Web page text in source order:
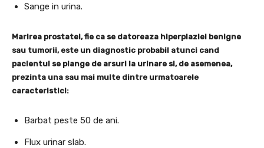
Sange in urina.
Marirea prostatei, fie ca se datoreaza hiperplaziei benigne
sau tumorii, este un diagnostic probabil atunci cand
pacientul se plange de arsuri la urinare si, de asemenea,
prezinta una sau mai multe dintre urmatoarele
caracteristici:
Barbat peste 50 de ani.
Flux urinar slab.